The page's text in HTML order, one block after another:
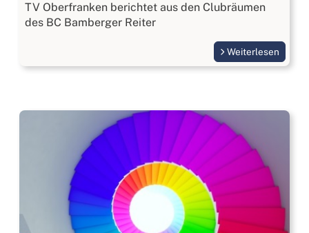
TV Oberfranken berichtet aus den Clubräumen
des BC Bamberger Reiter
Weiterlesen